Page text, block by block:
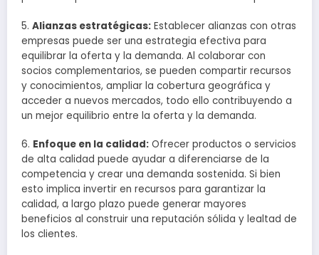
5. Alianzas estratégicas: Establecer alianzas con otras
empresas puede ser una estrategia efectiva para
equilibrar la oferta y la demanda. Al colaborar con
socios complementarios, se pueden compartir recursos
y conocimientos, ampliar la cobertura geográfica y
acceder a nuevos mercados, todo ello contribuyendo a
un mejor equilibrio entre la oferta y la demanda.
6. Enfoque en la calidad: Ofrecer productos o servicios
de alta calidad puede ayudar a diferenciarse de la
competencia y crear una demanda sostenida. Si bien
esto implica invertir en recursos para garantizar la
calidad, a largo plazo puede generar mayores
beneficios al construir una reputación sólida y lealtad de
los clientes.